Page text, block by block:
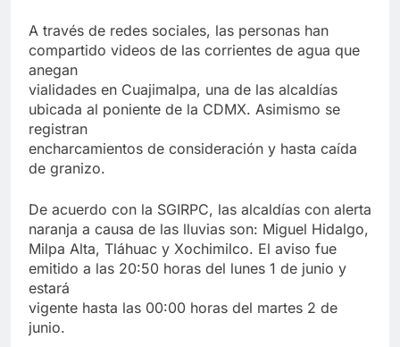
A través de redes sociales, las personas han
compartido videos de las corrientes de agua que
anegan
vialidades en Cuajimalpa, una de las alcaldías
ubicada al poniente de la CDMX. Asimismo se
registran
encharcamientos de consideración y hasta caída
de granizo.
De acuerdo con la SGIRPC, las alcaldías con alerta
naranja a causa de las lluvias son: Miguel Hidalgo,
Milpa Alta, Tláhuac y Xochimilco. El aviso fue
emitido a las 20:50 horas del lunes 1 de junio y
estará
vigente hasta las 00:00 horas del martes 2 de
junio.